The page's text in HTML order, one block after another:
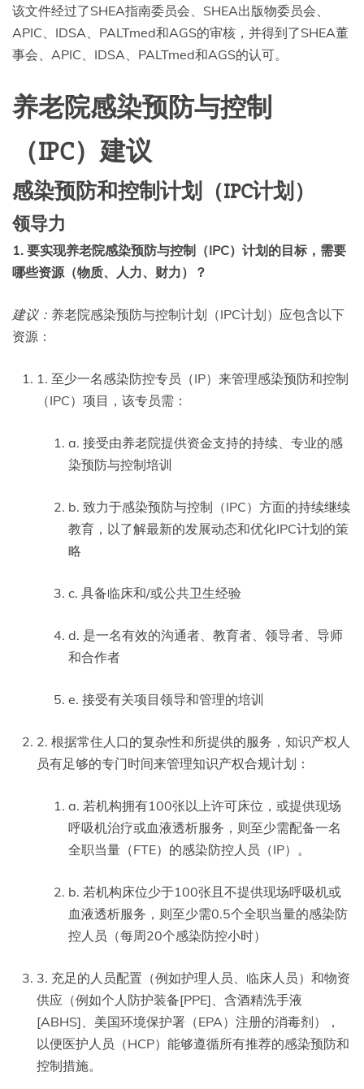
该文件经过了SHEA指南委员会、SHEA出版物委员会、
APIC、IDSA、PALTmed和AGS的审核，并得到了SHEA董
事会、APIC、IDSA、PALTmed和AGS的认可。
养老院感染预防与控制
（IPC）建议
感染预防和控制计划（IPC计划）
领导力
1. 要实现养老院感染预防与控制（IPC）计划的目标，需要
哪些资源（物质、人力、财力）？
建议： 养老院感染预防与控制计划（IPC计划）应包含以下
资源：
1. 至少一名感染防控专员（IP）来管理感染预防和控制
（IPC）项目，该专员需：
a. 接受由养老院提供资金支持的持续、专业的感
染预防与控制培训
b. 致力于感染预防与控制（IPC）方面的持续继续
教育，以了解最新的发展动态和优化IPC计划的策
略
c. 具备临床和/或公共卫生经验
d. 是一名有效的沟通者、教育者、领导者、导师
和合作者
e. 接受有关项目领导和管理的培训
2. 根据常住人口的复杂性和所提供的服务，知识产权人
员有足够的专门时间来管理知识产权合规计划：
a. 若机构拥有100张以上许可床位，或提供现场
呼吸机治疗或血液透析服务，则至少需配备一名
全职当量（FTE）的感染防控人员（IP）。
b. 若机构床位少于100张且不提供现场呼吸机或
血液透析服务，则至少需0.5个全职当量的感染防
控人员（每周20个感染防控小时）
3. 充足的人员配置（例如护理人员、临床人员）和物资
供应（例如个人防护装备[PPE]、含酒精洗手液
[ABHS]、美国环境保护署（EPA）注册的消毒剂），
以便医护人员（HCP）能够遵循所有推荐的感染预防和
控制措施。